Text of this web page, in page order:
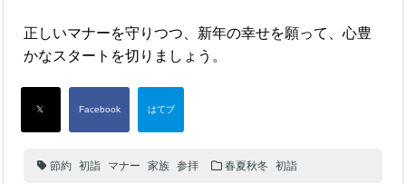
正しいマナーを守りつつ、新年の幸せを願って、心豊
かなスタートを切りましょう。
節約 初詣 マナー 家族 参拝 春夏秋冬 初詣